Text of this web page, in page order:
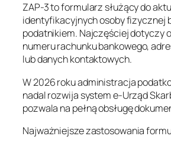
ZAP-3 to formularz służący do
identyfikacyjnych osoby fizycznej
podatnikiem. Najczęściej dotyczy
numeru rachunku bankowego,
lub danych kontaktowych.
W 2026 roku administracja
nadal rozwija system e-Urząd
pozwala na pełną obsługę
Najważniejsze zastosowania